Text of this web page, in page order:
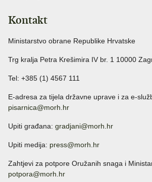
Kontakt
Ministarstvo obrane Republike Hrvatske
Trg kralja Petra Krešimira IV br. 1 10000
Tel: +385 (1) 4567 111
E-adresa za tijela državne uprave i za e-
pisarnica@morh.hr
Upiti građana: gradjani@morh.hr
Upiti medija: press@morh.hr
Zahtjevi za potpore Oružanih snaga i
potpora@morh.hr